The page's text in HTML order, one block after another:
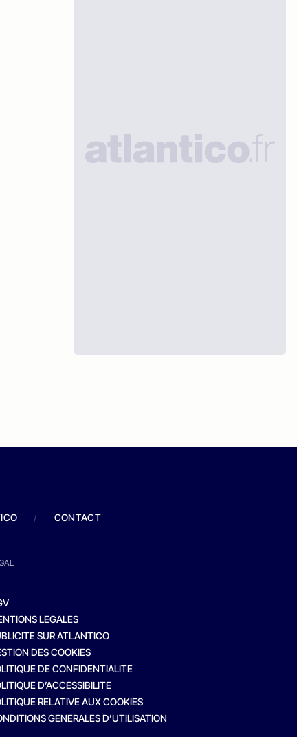
/ CONTACT
LEGALES
SUR ATLANTICO
DES COOKIES
DE CONFIDENTIALITE
D’ACCESSIBILITE
RELATIVE AUX COOKIES
GENERALES D’UTILISATION